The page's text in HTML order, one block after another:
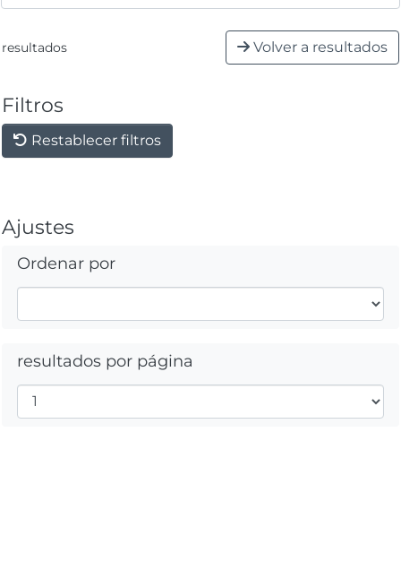
resultados Volver a resultados
Filtros
Restablecer filtros
Ajustes
Ordenar por
resultados por página